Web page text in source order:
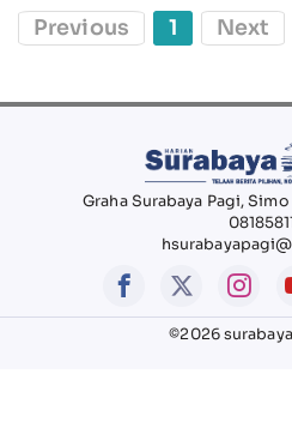
Previous 1 Next
Graha Surabaya Pagi,
©2026